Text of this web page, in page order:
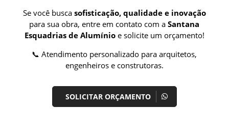
Se você busca sofisticação, qualidade e inovação
para sua obra, entre em contato com aSantana
Esquadrias de Alumínioe solicite um orçamento!
📞 Atendimento personalizado para arquitetos,
engenheiros e construtoras.
SOLICITAR ORÇAMENTO